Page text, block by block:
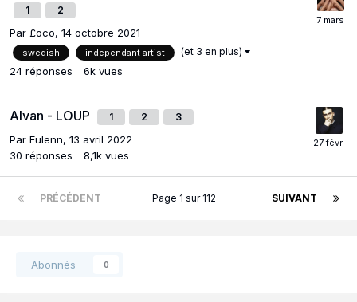
1 2
Par £oco, 14 octobre 2021
swedish independant artist (et 3 en plus)
24 réponses 6k vues
Alvan - LOUP 1 2 3
Par Fulenn, 13 avril 2022
30 réponses 8,1k vues
PRÉCÉDENT SUIVANT
Page 1 sur 112
Abonnés 0